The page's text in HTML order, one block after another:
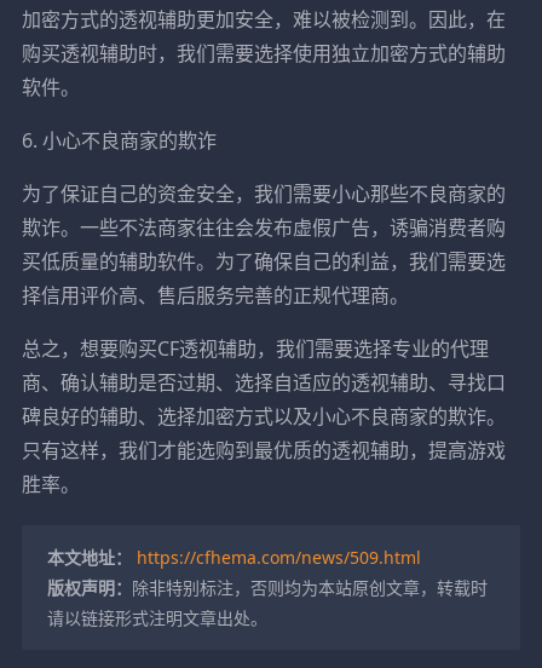
加密方式的透视辅助更加安全，难以被检测到。因此，在
购买透视辅助时，我们需要选择使用独立加密方式的辅助
软件。
6. 小心不良商家的欺诈
为了保证自己的资金安全，我们需要小心那些不良商家的
欺诈。一些不法商家往往会发布虚假广告，诱骗消费者购
买低质量的辅助软件。为了确保自己的利益，我们需要选
择信用评价高、售后服务完善的正规代理商。
总之，想要购买CF透视辅助，我们需要选择专业的代理
商、确认辅助是否过期、选择自适应的透视辅助、寻找口
碑良好的辅助、选择加密方式以及小心不良商家的欺诈。
只有这样，我们才能选购到最优质的透视辅助，提高游戏
胜率。
本文地址：
https://cfhema.com/news/509.html
版权声明： 除非特别标注，否则均为本站原创文章，转载时
请以链接形式注明文章出处。